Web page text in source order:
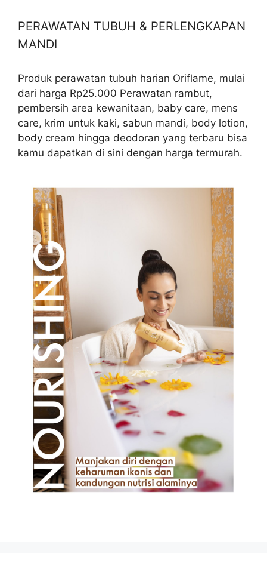
PERAWATAN TUBUH & PERLENGKAPAN
MANDI
Produk perawatan tubuh harian Oriflame, mulai
dari harga Rp25.000 Perawatan rambut,
pembersih area kewanitaan, baby care, mens
care, krim untuk kaki, sabun mandi, body lotion,
body cream hingga deodoran yang terbaru bisa
kamu dapatkan di sini dengan harga termurah.